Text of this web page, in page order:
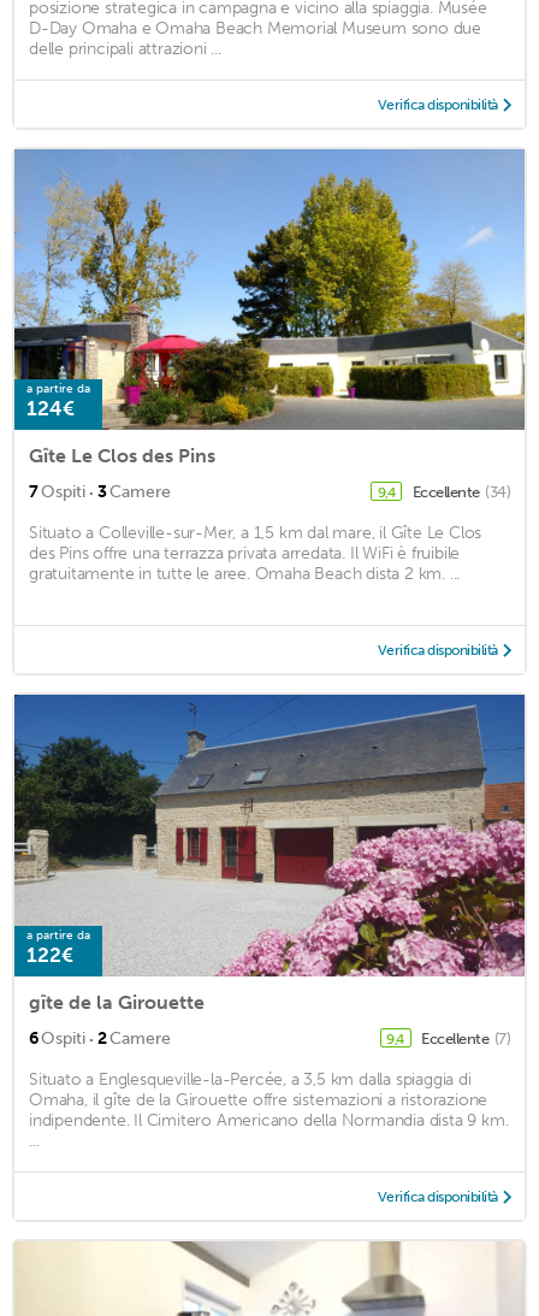
posizione strategica in campagna e vicino alla spiaggia. Musée
D-Day Omaha e Omaha Beach Memorial Museum sono due
delle principali attrazioni ...
Verifica disponibilità
a partire da
124€
Gîte Le Clos des Pins
7Ospiti · 3Camere 9,4 Eccellente (34)
Situato a Colleville-sur-Mer, a 1,5 km dal mare, il Gîte Le Clos
des Pins offre una terrazza privata arredata. Il WiFi è fruibile
gratuitamente in tutte le aree. Omaha Beach dista 2 km. ...
Verifica disponibilità
a partire da
122€
gîte de la Girouette
6Ospiti · 2Camere 9,4 Eccellente (7)
Situato a Englesqueville-la-Percée, a 3,5 km dalla spiaggia di
Omaha, il gîte de la Girouette offre sistemazioni a ristorazione
indipendente. Il Cimitero Americano della Normandia dista 9 km.
...
Verifica disponibilità